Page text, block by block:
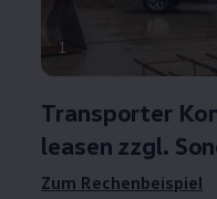
1
Transporter
leasen zzgl.
Zum Rechenbeispiel